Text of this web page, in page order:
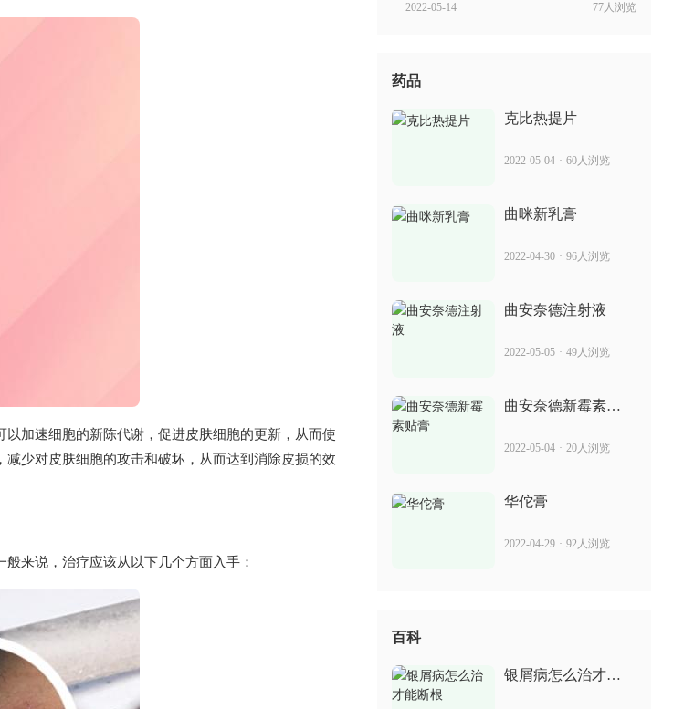
加速细胞的新陈代谢，促进皮肤细胞的更新，从而使
少对皮肤细胞的攻击和破坏，从而达到消除皮损的效
来说，治疗应该从以下几个方面入手：
2022-05-14 77人浏览
卡泊三醇软膏有什么副做用 治疗银屑病
药品
克比热提片
2022-05-04 · 60人浏览
曲咪新乳膏
2022-04-30 · 96人浏览
曲安奈德注射液
2022-05-05 · 49人浏览
曲安奈德新霉素贴
2022-05-04 · 20人浏览
华佗膏
2022-04-29 · 92人浏览
百科
银屑病怎么治才能